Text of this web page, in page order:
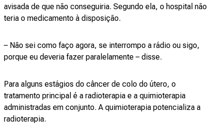
avisada de que não conseguiria. Segundo ela, o hospital não
teria o medicamento à disposição.
– Não sei como faço agora, se interrompo a rádio ou sigo,
porque eu deveria fazer paralelamente – disse.
Para alguns estágios do câncer de colo do útero, o
tratamento principal é a radioterapia e a quimioterapia
administradas em conjunto. A quimioterapia potencializa a
radioterapia.